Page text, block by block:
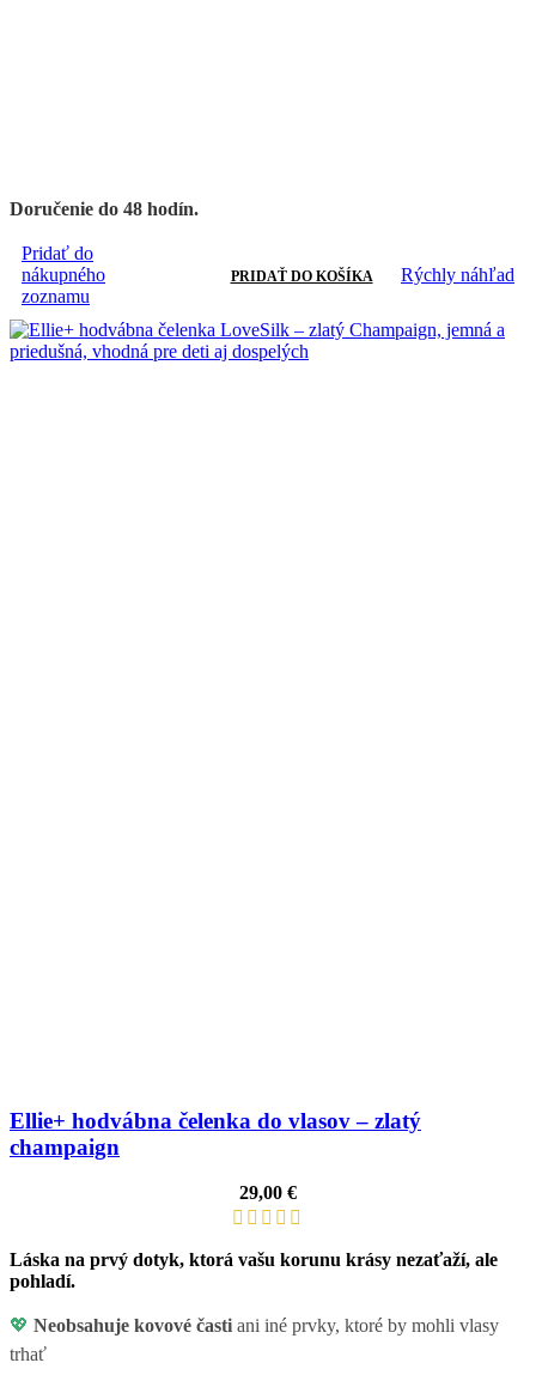
Doručenie do 48 hodín.
Pridať do
nákupného
zoznamu
PRIDAŤ DO KOŠÍKA Rýchly náhľad
Ellie+ hodvábna čelenka do vlasov – zlatý
champaign
29,00 €
Láska na prvý dotyk, ktorá vašu korunu krásy nezaťaží, ale
pohladí.
💖 Neobsahuje kovové časti ani iné prvky, ktoré by mohli vlasy
trhať